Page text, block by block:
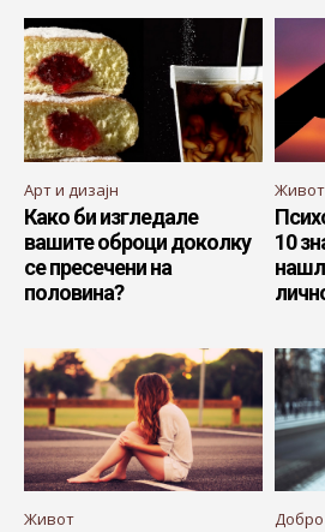
Арт и дизајн
Како би изгледале
вашите оброци доколку
се пресечени на
половина?
Живот
10
Живот Добро